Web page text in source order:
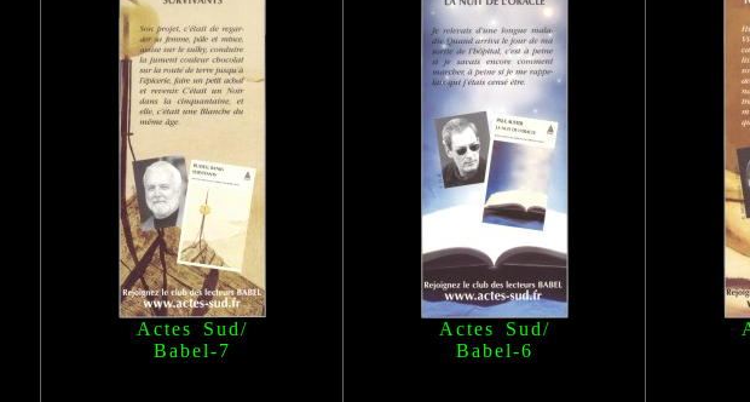
Actes Sud/
Babel-7
Actes Sud/
Babel-6